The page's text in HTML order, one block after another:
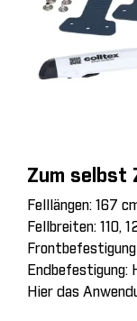
Zum selbst
Felllängen: 167
Fellbreiten: 110,
Frontbefestigung
Endbefestigung:
Hier das